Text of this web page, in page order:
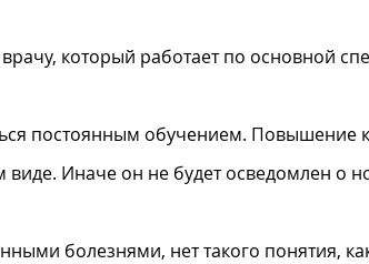
который работает по основной
постоянным обучением. Повышение
виде. Иначе он не будет осведомлен о
болезнями, нет такого понятия,